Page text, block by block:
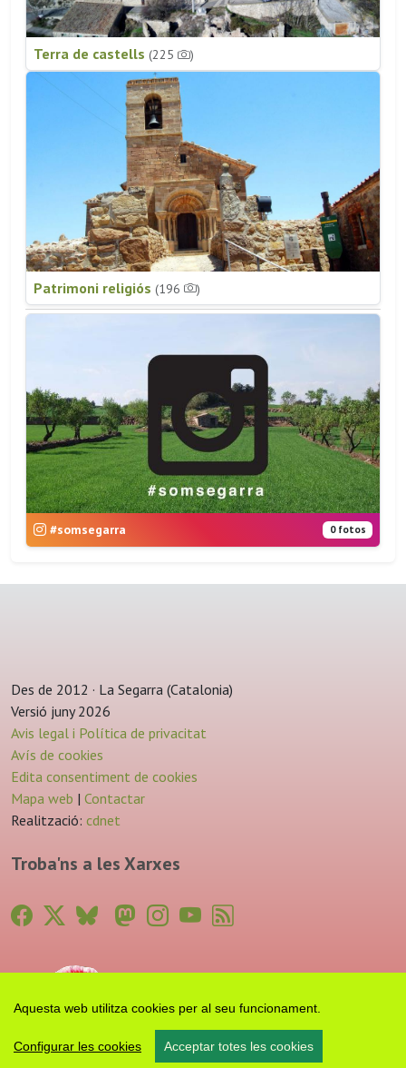
Aquesta web utilitza cookies per al seu funcionament.
Configurar les cookies Acceptar totes les cookies
Terra de castells (225 )
Patrimoni religiós (196 )
#somsegarra 0 fotos
Des de 2012 · La Segarra (Catalonia)
Versió juny 2026
Avis legal i Política de privacitat
Avís de cookies
Edita consentiment de cookies
Mapa web | Contactar
Realització: cdnet
Troba'ns a les Xarxes